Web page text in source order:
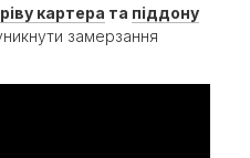
картера та піддону
замерзання